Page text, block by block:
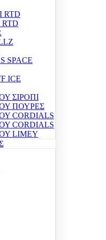
RTD
SPACE
ICE
ΣΙΡΟΠΙ
ΠΟΥΡΕΣ
CORDIALS
CORDIALS
LIMEY